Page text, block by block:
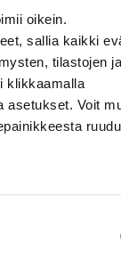
oikein.
sallia kaikki
tilastojen ja
klikkaamalla
asetukset. Voit